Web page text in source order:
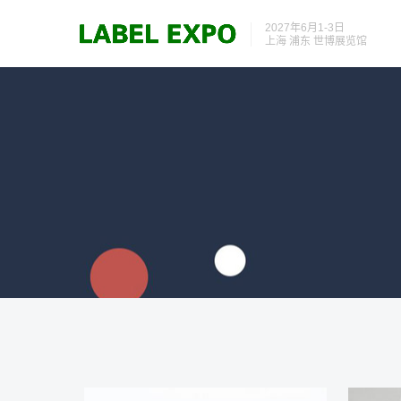
2027年6月1-3日
上海 浦东 世博展览馆